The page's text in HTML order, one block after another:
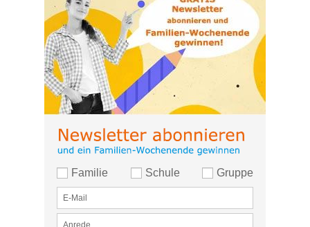
Familie Schule Gruppe